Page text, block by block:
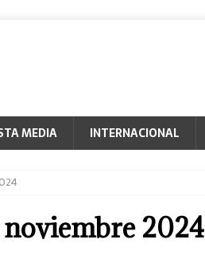
MEDIA INTERNACIONAL
2024